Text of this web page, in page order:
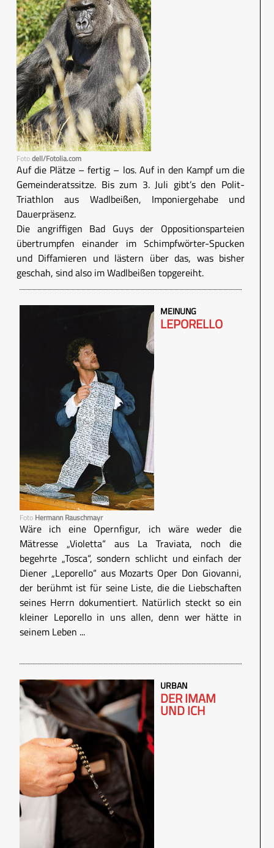
Fotodell/Fotolia.com
Auf die Plätze – fertig – los. Auf in den Kampf um die
Gemeinderatssitze. Bis zum 3. Juli gibt’s den Polit-
Triathlon aus Wadlbeißen, Imponiergehabe und
Dauerpräsenz.
Die angriffigen Bad Guys der Oppositionsparteien
übertrumpfen einander im Schimpfwörter-Spucken
und Diffamieren und lästern über das, was bisher
geschah, sind also im Wadlbeißen topgereiht.
Foto Hermann Rauschmayr
MEINUNG
LEPORELLO
Wäre ich eine Opernfigur, ich wäre weder die
Mätresse „Violetta“ aus La Traviata, noch die
begehrte „Tosca“, sondern schlicht und einfach der
Diener „Leporello“ aus Mozarts Oper Don Giovanni,
der berühmt ist für seine Liste, die die Liebschaften
seines Herrn dokumentiert. Natürlich steckt so ein
kleiner Leporello in uns allen, denn wer hätte in
seinem Leben ...
URBAN
DER IMAM
UND ICH